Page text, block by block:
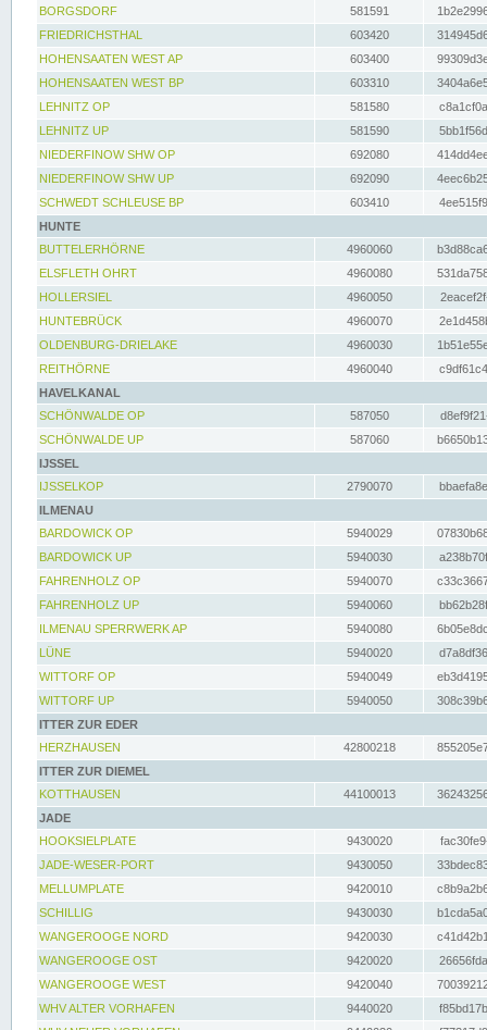
BORGSDORF
581591
FRIEDRICHSTHAL
603420
HOHENSAATEN WEST AP
603400
HOHENSAATEN WEST BP
603310
LEHNITZ OP
581580
LEHNITZ UP
581590
NIEDERFINOW SHW OP
692080
NIEDERFINOW SHW UP
692090
SCHWEDT SCHLEUSE BP
603410
HUNTE
BUTTELERHÖRNE
4960060
ELSFLETH OHRT
4960080
HOLLERSIEL
4960050
HUNTEBRÜCK
4960070
OLDENBURG-DRIELAKE
4960030
REITHÖRNE
4960040
HAVELKANAL
SCHÖNWALDE OP
587050
SCHÖNWALDE UP
587060
IJSSEL
IJSSELKOP
2790070
ILMENAU
BARDOWICK OP
5940029
BARDOWICK UP
5940030
FAHRENHOLZ OP
5940070
FAHRENHOLZ UP
5940060
ILMENAU SPERRWERK AP
5940080
LÜNE
5940020
WITTORF OP
5940049
WITTORF UP
5940050
ITTER ZUR EDER
HERZHAUSEN
42800218
ITTER ZUR DIEMEL
KOTTHAUSEN
44100013
JADE
HOOKSIELPLATE
9430020
JADE-WESER-PORT
9430050
MELLUMPLATE
9420010
SCHILLIG
9430030
WANGEROOGE NORD
9420030
WANGEROOGE OST
9420020
WANGEROOGE WEST
9420040
WHV ALTER VORHAFEN
9440020